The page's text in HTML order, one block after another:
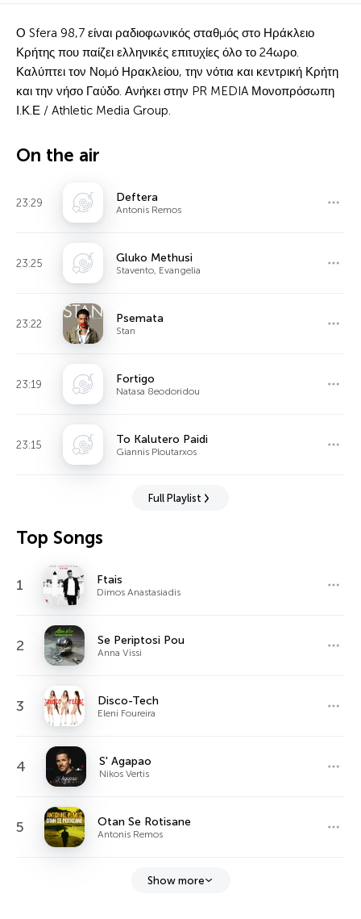
Ο Sfera 98,7 είναι ραδιοφωνικός σταθμός στο Ηράκλειο
Κρήτης που παίζει ελληνικές επιτυχίες όλο το 24ωρο.
Καλύπτει τον Νομό Ηρακλείου, την νότια και κεντρική Κρήτη
και την νήσο Γαύδο. Ανήκει στην PR MEDIA Μονοπρόσωπη
Ι.Κ.Ε / Athletic Media Group.
On the air
23:29 Deftera
Antonis Remos
23:25 Gluko Methusi
Stavento, Evangelia
23:22 Psemata
Stan
23:19 Fortigo
Natasa 8eodoridou
23:15 To Kalutero Paidi
Giannis Ploutarxos
Full Playlist
Top Songs
1 Ftais
Dimos Anastasiadis
2 Se Periptosi Pou
Anna Vissi
3 Disco-Tech
Eleni Foureira
4 S' Agapao
Nikos Vertis
5 Otan Se Rotisane
Antonis Remos
Show more